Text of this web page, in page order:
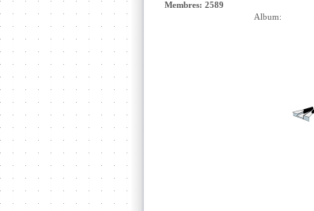
Membres: 2589
Album: